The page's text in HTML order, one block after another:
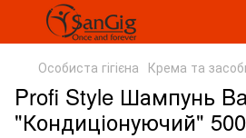
Особиста гігієна Крема та
Profi Style Шампунь
"Кондиціонуючий"